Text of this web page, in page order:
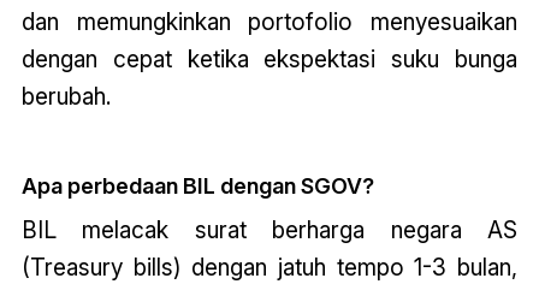
dan memungkinkan portofolio menyesuaikan
dengan cepat ketika ekspektasi suku bunga
berubah.
Apa perbedaan BIL dengan SGOV?
BIL melacak surat berharga negara AS
(Treasury bills) dengan jatuh tempo 1-3 bulan,